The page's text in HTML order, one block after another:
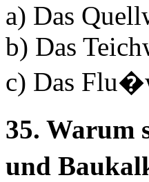
a) Das
b) Das
c) Das
35. Warum
und